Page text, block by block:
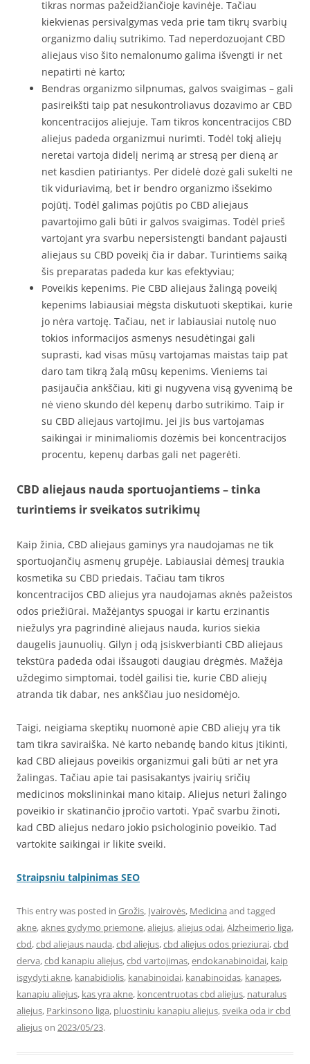
tikras normas pažeidžiančioje kavinėje. Tačiau
kiekvienas persivalgymas veda prie tam tikrų svarbių
organizmo dalių sutrikimo. Tad neperdozuojant CBD
aliejaus viso šito nemalonumo galima išvengti ir net
nepatirti nė karto;
Bendras organizmo silpnumas, galvos svaigimas – gali
pasireikšti taip pat nesukontroliavus dozavimo ar CBD
koncentracijos aliejuje. Tam tikros koncentracijos CBD
aliejus padeda organizmui nurimti. Todėl tokį aliejų
neretai vartoja didelį nerimą ar stresą per dieną ar
net kasdien patiriantys. Per didelė dozė gali sukelti ne
tik viduriavimą, bet ir bendro organizmo išsekimo
pojūtį. Todėl galimas pojūtis po CBD aliejaus
pavartojimo gali būti ir galvos svaigimas. Todėl prieš
vartojant yra svarbu nepersistengti bandant pajausti
aliejaus su CBD poveikį čia ir dabar. Turintiems saiką
šis preparatas padeda kur kas efektyviau;
Poveikis kepenims. Pie CBD aliejaus žalingą poveikį
kepenims labiausiai mėgsta diskutuoti skeptikai, kurie
jo nėra vartoję. Tačiau, net ir labiausiai nutolę nuo
tokios informacijos asmenys nesudėtingai gali
suprasti, kad visas mūsų vartojamas maistas taip pat
daro tam tikrą žalą mūsų kepenims. Vieniems tai
pasijaučia ankščiau, kiti gi nugyvena visą gyvenimą be
nė vieno skundo dėl kepenų darbo sutrikimo. Taip ir
su CBD aliejaus vartojimu. Jei jis bus vartojamas
saikingai ir minimaliomis dozėmis bei koncentracijos
procentu, kepenų darbas gali net pagerėti.
CBD aliejaus nauda sportuojantiems – tinka
turintiems ir sveikatos sutrikimų
Kaip žinia, CBD aliejaus gaminys yra naudojamas ne tik
sportuojančių asmenų grupėje. Labiausiai dėmesį traukia
kosmetika su CBD priedais. Tačiau tam tikros
koncentracijos CBD aliejus yra naudojamas aknės pažeistos
odos priežiūrai. Mažėjantys spuogai ir kartu erzinantis
niežulys yra pagrindinė aliejaus nauda, kurios siekia
daugelis jaunuolių. Gilyn į odą įsiskverbianti CBD aliejaus
tekstūra padeda odai išsaugoti daugiau drėgmės. Mažėja
uždegimo simptomai, todėl gailisi tie, kurie CBD aliejų
atranda tik dabar, nes ankščiau juo nesidomėjo.
Taigi, neigiama skeptikų nuomonė apie CBD aliejų yra tik
tam tikra saviraiška. Nė karto nebandę bando kitus įtikinti,
kad CBD aliejaus poveikis organizmui gali būti ar net yra
žalingas. Tačiau apie tai pasisakantys įvairių sričių
medicinos mokslininkai mano kitaip. Aliejus neturi žalingo
poveikio ir skatinančio įpročio vartoti. Ypač svarbu žinoti,
kad CBD aliejus nedaro jokio psichologinio poveikio. Tad
vartokite saikingai ir likite sveiki.
Straipsniu talpinimas SEO
This entry was posted in Grožis, Įvairovės, Medicina and tagged
akne,aknes gydymo priemone,aliejus,aliejus odai,Alzheimerio liga,
cbd,cbd aliejaus nauda,cbd aliejus,cbd aliejus odos prieziurai,cbd
derva,cbd kanapiu aliejus,cbd vartojimas,endokanabinoidai, kaip
isgydyti akne, kanabidiolis, kanabinoidai, kanabinoidas, kanapes,
kanapiu aliejus, kas yra akne, koncentruotas cbd aliejus, naturalus
aliejus, Parkinsono liga, pluostiniu kanapiu aliejus,sveika oda ir cbd
aliejuson 2023/05/23.